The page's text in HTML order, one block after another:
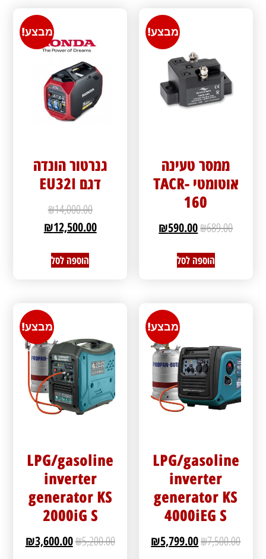
מבצע!
ממסר טעינה
אוטומטי TACR-
160
₪689.00
₪590.00
הוספה לסל
מבצע!
גנרטור הונדה
דגם EU32I
₪14,000.00
₪12,500.00
הוספה לסל
מבצע!
LPG/gasoline
inverter
generator KS
4000iEG S
₪7,500.00
₪5,799.00
מבצע!
LPG/gasoline
inverter
generator KS
2000iG S
₪5,200.00
₪3,600.00